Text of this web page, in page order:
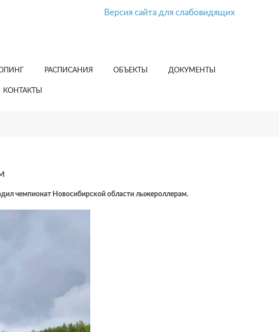
Версия сайта для слабовидящих
РАСПИСАНИЯ ОБЪЕКТЫ ДОКУМЕНТЫ
КОНТАКТЫ
чемпионат Новосибирской области лыжероллерам.